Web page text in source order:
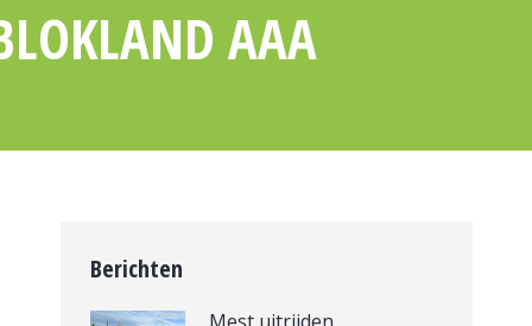
AAA
Berichten